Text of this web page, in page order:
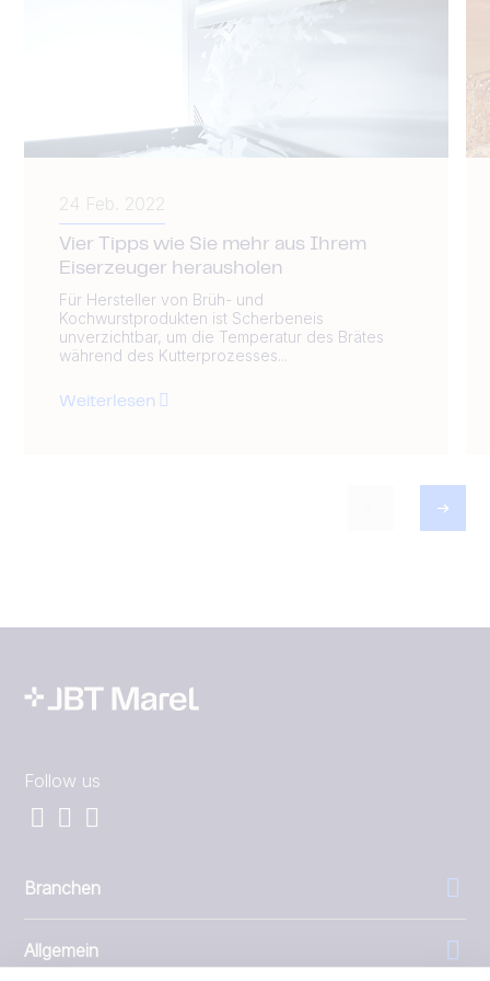
24 Feb. 2022
Vier Tipps wie Sie mehr aus Ihrem
Eiserzeuger herausholen
Für Hersteller von Brüh- und
Kochwurstprodukten ist Scherbeneis
unverzichtbar, um die Temperatur des Brätes
während des Kutterprozesses...
Weiterlesen
Follow us
Branchen
Allgemein